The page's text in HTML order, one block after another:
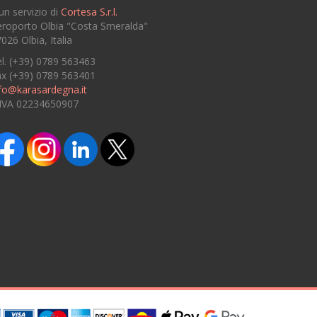
servizio di Cortesa S.r.l.
Olbia "Costa Smeralda"
Olbia, Italia
(+39) 0789 563463
(+39) 0789 563401
02234650907